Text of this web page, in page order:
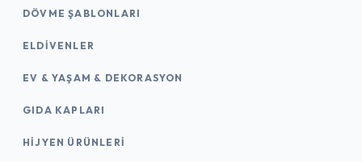
DÖVME ŞABLONLARI
ELDIVENLER
EV & YAŞAM & DEKORASYON
GIDA KAPLARI
HIJYEN ÜRÜNLERI